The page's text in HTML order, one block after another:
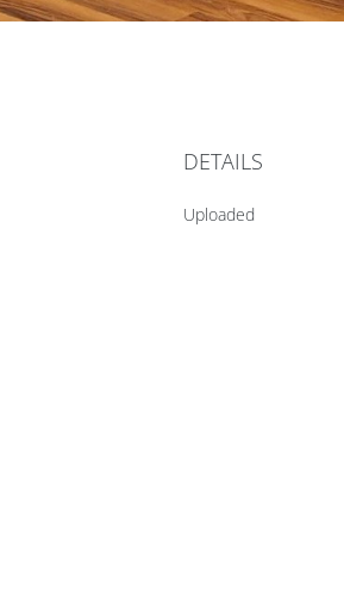
DETAILS
Uploaded